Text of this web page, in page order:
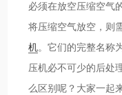
必须在放空压缩空气
将压缩空气放空，
机。它们的完整名称
压机必不可少的后处
么区别呢？大家一起